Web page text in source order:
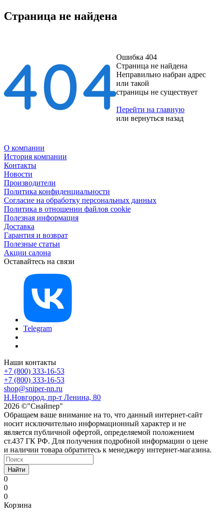
Страница не найдена
Ошибка 404
Страница не найдена
Неправильно набран адрес
или такой
страницы не существует
Перейти на главную
или вернуться назад
О компании
История компании
Контакты
Новости
Производители
Политика конфиденциальности
Согласие на обработку персональных данных
Политика в отношении файлов cookie
Полезная информация
Доставка
Гарантия и возврат
Полезные статьи
Акции салона
Оставайтесь на связи
Telegram
Наши контакты
+7 (800) 333-16-53
+7 (800) 333-16-53
shop@sniper-nn.ru
Н.Новгород, пр-т Ленина, 80
2026 ©"Снайпер"
Обращаем ваше внимание на то, что данный интернет-сайт
носит исключительно информационный характер и не
является публичной офертой, определяемой положением
ст.437 ГК РФ. Для получения подробной информации о цене
и наличии товара обратитесь к менеджеру интернет-магазина.
Найти
0
0
0
Корзина